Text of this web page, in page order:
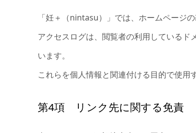
「妊＋（nintasu）」では、ホームページ
アクセスログは、閲覧者の利用している
います。
これらを個人情報と関連付ける目的で使用
第4項 リンク先に関する免責